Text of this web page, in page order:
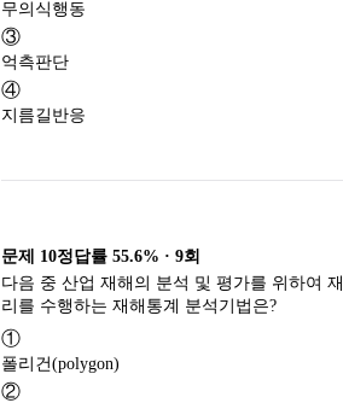
무의식행동
③
억측판단
④
지름길반응
문제 10정답률 55.6% · 9회
다음 중 산업 재해의 분석 및 평가를 위하여
리를 수행하는 재해통계 분석기법은?
①
폴리건(polygon)
②